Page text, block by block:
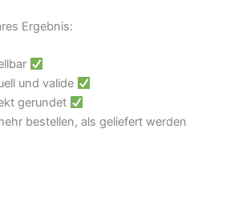
Ergebnis:
und valide
gerundet
bestellen, als geliefert werden